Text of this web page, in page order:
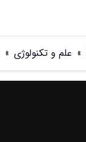
» علم و تکنولوژی »